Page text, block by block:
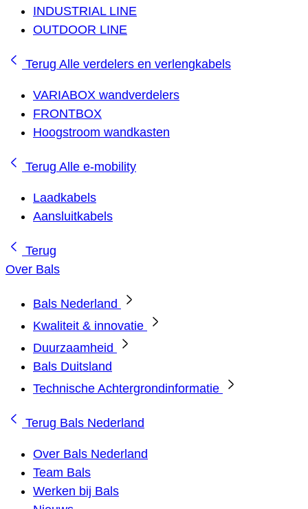
INDUSTRIAL LINE
OUTDOOR LINE
Terug Alle verdelers en verlengkabels
VARIABOX wandverdelers
FRONTBOX
Hoogstroom wandkasten
Terug Alle e-mobility
Laadkabels
Aansluitkabels
Terug
Over Bals
Bals Nederland
Kwaliteit & innovatie
Duurzaamheid
Bals Duitsland
Technische Achtergrondinformatie
Terug Bals Nederland
Over Bals Nederland
Team Bals
Werken bij Bals